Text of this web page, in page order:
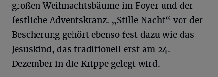
großen Weihnachtsbäume im Foyer und der
festliche Adventskranz. „Stille Nacht“ vor der
Bescherung gehört ebenso fest dazu wie das
Jesuskind, das traditionell erst am 24.
Dezember in die Krippe gelegt wird.